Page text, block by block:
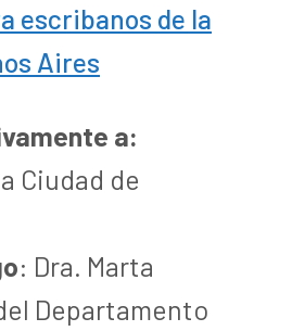
escribanos de la
Aires
a:
Ciudad de
: Dra. Marta
Departamento